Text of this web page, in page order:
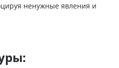
ненужные явления и